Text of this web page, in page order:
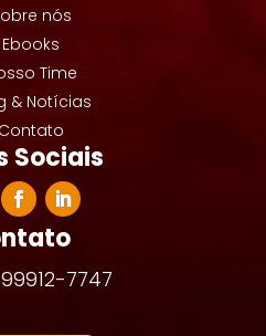
nós
Ebooks
Time
& Notícias
Contato
Sociais
99912-7747